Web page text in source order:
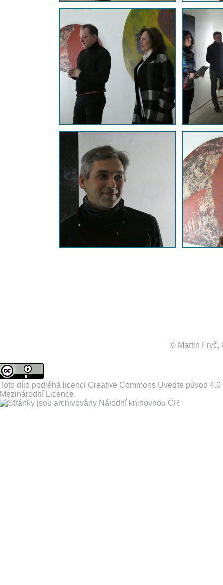
© Martin Fryč,
Toto dílo podléhá licenci Creative Commons Uveďte původ 4.0
Mezinárodní Licence.